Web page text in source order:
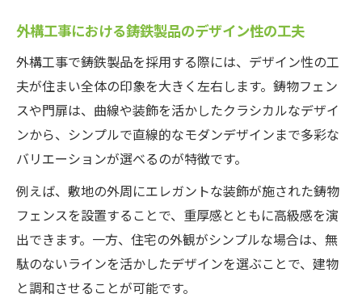
厚感
鋳鉄門扉が外構工事で評価される理由と効
果
鋳物門扉の施工例で見る外構工事の実績と
満足度
外構工事で鋳鉄門扉を使うと防犯性も向上
外構工事における鋳鉄門扉のデザイン事例
紹介
鋳物フェンスの読み方や特徴をやさしく解説
外構工事でよく使う鋳物フェンスの読み方
外構工事における鋳鉄製品のデザイン性の工夫
外構工事で鋳鉄製品を採用する際には、デザイン性の工
夫が住まい全体の印象を大きく左右します。鋳物フェン
スや門扉は、曲線や装飾を活かしたクラシカルなデザイ
ンから、シンプルで直線的なモダンデザインまで多彩な
バリエーションが選べるのが特徴です。
例えば、敷地の外周にエレガントな装飾が施された鋳物
フェンスを設置することで、重厚感とともに高級感を演
出できます。一方、住宅の外観がシンプルな場合は、無
駄のないラインを活かしたデザインを選ぶことで、建物
と調和させることが可能です。